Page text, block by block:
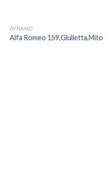
ΔΥΝΑΜΟ
Alfa Romeo 159,Giulietta,Mito